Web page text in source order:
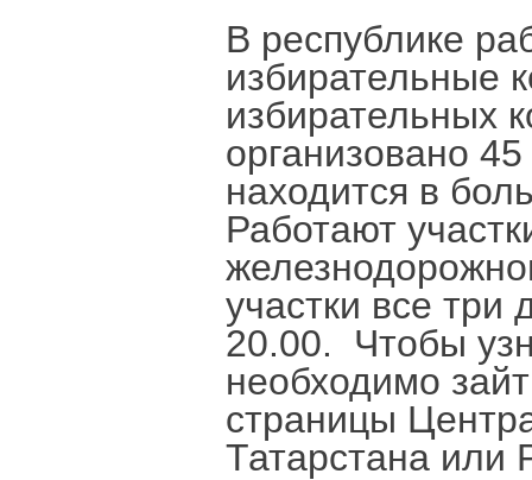
В республике
избирательные
избирательных
организовано
находится в
Работают
участки все три
20.00. Чтобы
необходимо
страницы
Татарстана или